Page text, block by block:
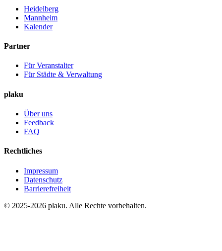
Heidelberg
Mannheim
Kalender
Partner
Für Veranstalter
Für Städte & Verwaltung
plaku
Über uns
Feedback
FAQ
Rechtliches
Impressum
Datenschutz
Barrierefreiheit
© 2025-2026 plaku. Alle Rechte vorbehalten.